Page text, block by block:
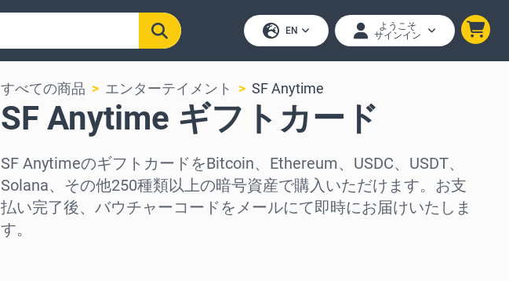
EN
ようこそ
サインイン
すべての商品 エンターテイメント SF Anytime
SF Anytime ギフトカード
SF AnytimeのギフトカードをBitcoin、Ethereum、USDC、USDT、
Solana、その他250種類以上の暗号資産で購入いただけます。お支
払い完了後、バウチャーコードをメールにて即時にお届けいたしま
す。